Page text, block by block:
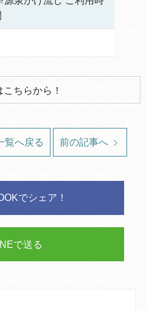
０
ちらから！
覧へ戻る 前の記事へ
でシェア！
で送る